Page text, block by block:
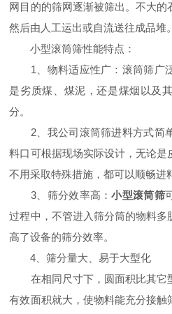
网目的的筛网逐渐被筛出。不大的
然后由人工运出或自流送往成品堆。
小型滚筒筛性能特点：
1、物料适应性广：滚筒筛广
是劣质煤、煤泥，还是煤烟以及
分。
2、我公司滚筒筛进料方式简
料口可根据现场实际设计，无论是
不用采取特殊措施，都可以顺畅进
3、筛分效率高：小型滚筒筛
过程中，不管进入筛分筒的物料
高了设备的筛分效率。
4、筛分量大、易于大型化
在相同尺寸下，圆面积比其它
有效面积就大，使物料能充分接